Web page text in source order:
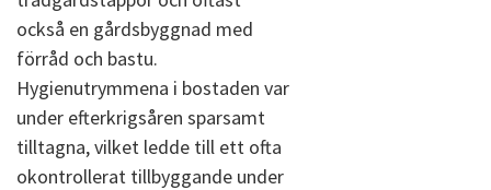
också en gårdsbyggnad med
förråd och bastu.
Hygienutrymmena i bostaden var
under efterkrigsåren sparsamt
tilltagna, vilket ledde till ett ofta
okontrollerat tillbyggande under